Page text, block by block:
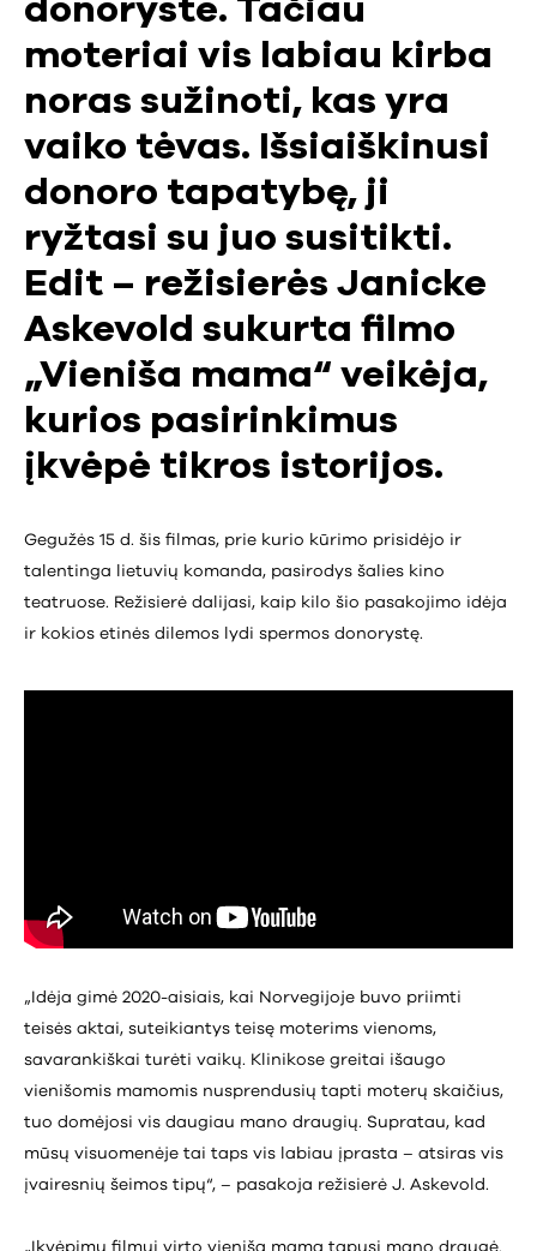
donoryste. Tačiau
moteriai vis labiau kirba
noras sužinoti, kas yra
vaiko tėvas. Išsiaiškinusi
donoro tapatybę, ji
ryžtasi su juo susitikti.
Edit – režisierės Janicke
Askevold sukurta filmo
„Vieniša mama“ veikėja,
kurios pasirinkimus
įkvėpė tikros istorijos.
Gegužės 15 d. šis filmas, prie kurio kūrimo prisidėjo ir
talentinga lietuvių komanda, pasirodys šalies kino
teatruose. Režisierė dalijasi, kaip kilo šio pasakojimo idėja
ir kokios etinės dilemos lydi spermos donorystę.
„Idėja gimė 2020-aisiais, kai Norvegijoje buvo priimti
teisės aktai, suteikiantys teisę moterims vienoms,
savarankiškai turėti vaikų. Klinikose greitai išaugo
vienišomis mamomis nusprendusių tapti moterų skaičius,
tuo domėjosi vis daugiau mano draugių. Supratau, kad
mūsų visuomenėje tai taps vis labiau įprasta – atsiras vis
įvairesnių šeimos tipų“, – pasakoja režisierė J. Askevold.
„Įkvėpimu filmui virto vieniša mama tapusi mano draugė.